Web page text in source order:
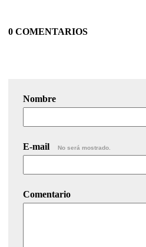
0 COMENTARIOS
Nombre
E-mail No será mostrado.
Comentario